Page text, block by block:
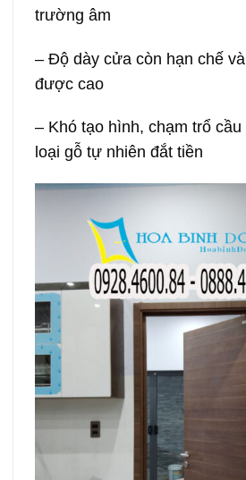
trường âm
– Độ dày cửa còn hạn chế
được cao
– Khó tạo hình, chạm trổ
loại gỗ tự nhiên đắt tiền